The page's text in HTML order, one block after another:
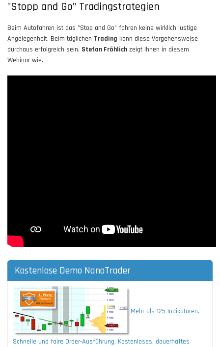
"Stopp and Go" Tradingstrategien
Beim Autofahren ist das "Stop and Go" fahren keine wirklich lustige
Angelegenheit. Beim täglichen Trading kann diese Vorgehensweise
durchaus erfolgreich sein. Stefan Fröhlich zeigt Ihnen in diesem
Webinar wie.
Kostenlose Demo NanoTrader
Mehr als 125 Indikatoren.
Schnelle und faire Order-Ausführung. Kostenloses, dauerhaftes